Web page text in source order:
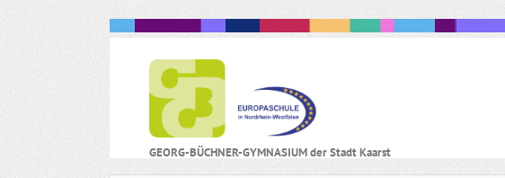
GEORG-BÜCHNER-GYMNASIUM der Stadt KaarstNavigation